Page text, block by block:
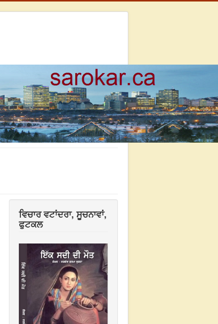
ਵਿਚਾਰ ਵਟਾਂਦਰਾ, ਸੂਚਨਾਵਾਂ,
ਫੁਟਕਲ